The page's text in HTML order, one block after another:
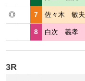
◎ 7 佐々木 敏夫
8 白次 義孝
3R